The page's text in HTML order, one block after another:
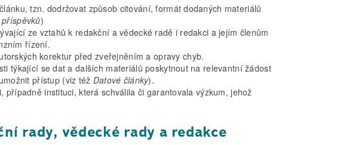
tzn. dodržovat způsob citování, formát dodaných materiálů
)
ze vztahů k redakční a vědecké radě i redakci a jejím členům
řízení.
korektur před zveřejněním a opravy chyb.
týkající se dat a dalších materiálů poskytnout na relevantní žádost
přístup (viz též Datové články).
instituci, která schválila či garantovala výzkum, jehož
rady, vědecké rady a redakce